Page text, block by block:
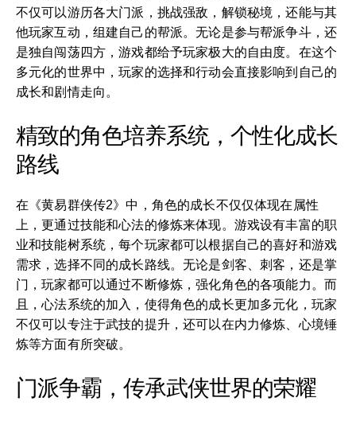
不仅可以游历各大门派，挑战强敌，解锁秘境，还能与其
他玩家互动，组建自己的帮派。无论是参与帮派争斗，还
是独自闯荡四方，游戏都给予玩家极大的自由度。在这个
多元化的世界中，玩家的选择和行动会直接影响到自己的
成长和剧情走向。
精致的角色培养系统，个性化成长
路线
在《黄易群侠传2》中，角色的成长不仅仅体现在属性
上，更通过技能和心法的修炼来体现。游戏设有丰富的职
业和技能树系统，每个玩家都可以根据自己的喜好和游戏
需求，选择不同的成长路线。无论是剑客、刺客，还是掌
门，玩家都可以通过不断修炼，强化角色的各项能力。而
且，心法系统的加入，使得角色的成长更加多元化，玩家
不仅可以专注于武技的提升，还可以在内力修炼、心境锤
炼等方面有所突破。
门派争霸，传承武侠世界的荣耀